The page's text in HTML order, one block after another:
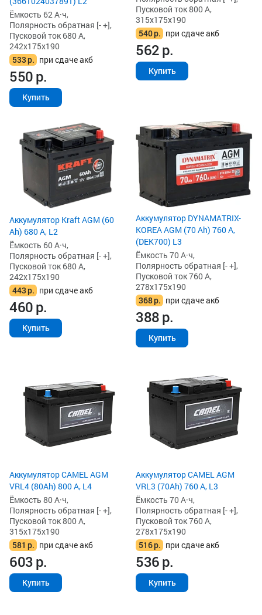
Ёмкость 62 А·ч,
Полярность обратная [- +],
Пусковой ток 680 А,
242x175x190
533р. при сдаче акб
550р.
Купить
Пусковой ток 800 А,
315x175x190
540р. при сдаче акб
562р.
Купить
Аккумулятор Kraft AGM (60
Ah) 680 А, L2
Ёмкость 60 А·ч,
Полярность обратная [- +],
Пусковой ток 680 А,
242x175x190
443р. при сдаче акб
460р.
Купить
Аккумулятор DYNAMATRIX-
KOREA AGM (70 Ah) 760 А,
(DEK700) L3
Ёмкость 70 А·ч,
Полярность обратная [- +],
Пусковой ток 760 А,
278x175x190
368р. при сдаче акб
388р.
Купить
Аккумулятор CAMEL AGM
VRL4 (80Ah) 800 А, L4
Ёмкость 80 А·ч,
Полярность обратная [- +],
Пусковой ток 800 А,
315x175x190
581 р. при сдаче акб
603р.
Купить
Аккумулятор CAMEL AGM
VRL3 (70Ah) 760 А, L3
Ёмкость 70 А·ч,
Полярность обратная [- +],
Пусковой ток 760 А,
278x175x190
516р. при сдаче акб
536р.
Купить